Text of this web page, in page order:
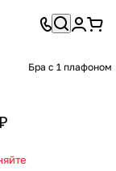
Бра с 1 плафоном